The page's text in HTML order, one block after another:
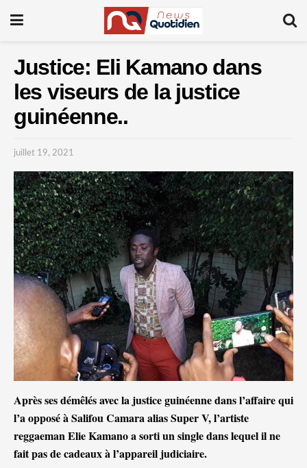
Justice: Eli Kamano dans
les viseurs de la justice
guinéenne..
juillet 19, 2021
Après ses démêlés avec la justice guinéenne dans l’affaire qui
l’a opposé à Salifou Camara alias Super V, l’artiste
reggaeman Elie Kamano a sorti un single dans lequel il ne
fait pas de cadeaux à l’appareil judiciaire.